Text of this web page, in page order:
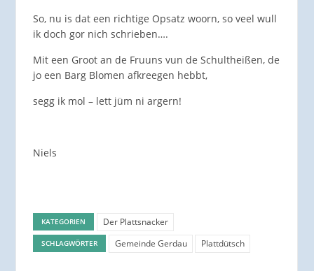
So, nu is dat een richtige Opsatz woorn, so veel wull
ik doch gor nich schrieben….
Mit een Groot an de Fruuns vun de Schultheißen, de
jo een Barg Blomen afkreegen hebbt,
segg ik mol – lett jüm ni argern!
Niels
KATEGORIEN Der Plattsnacker
SCHLAGWÖRTER Gemeinde Gerdau Plattdütsch